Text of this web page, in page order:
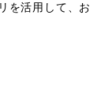
を活用して、お